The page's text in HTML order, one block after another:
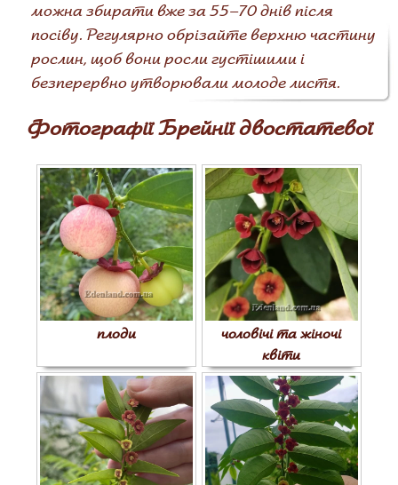
можна збирати вже за 55–70 днів після
посіву. Регулярно обрізайте верхню частину
рослин, щоб вони росли густішими і
безперервно утворювали молоде листя.
Фотографії Брейнії двостатевої
плоди
чоловічі та жіночі
квіти